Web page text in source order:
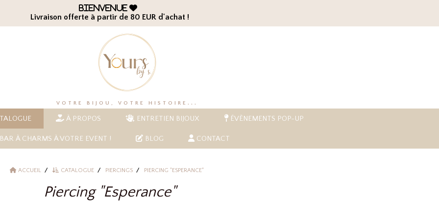
Bienvenue 
Livraison offerte à partir de 80 EUR d'achat !
VOTRE BIJOU, VOTRE HISTOIRE...
À PROPOS ENTRETIEN BIJOUX ÉVÈNEMENTS POP-UP
À CHARMS À VOTRE EVENT ! BLOG CONTACT
ACCUEIL CATALOGUE PIERCINGS PIERCING "ESPERANCE"
Piercing "Esperance"